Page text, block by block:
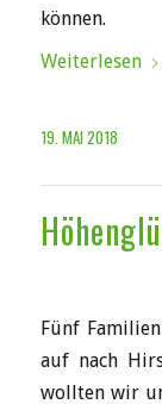
können.
Weiterlesen
19. MAI 2018
Fünf
auf nach
wollten wir